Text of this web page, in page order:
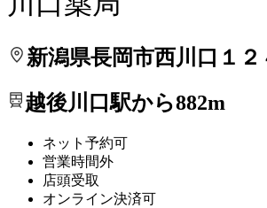
新潟県長岡市西川口１２
越後川口駅から882m
ネット予約可
営業時間外
店頭受取
オンライン決済可